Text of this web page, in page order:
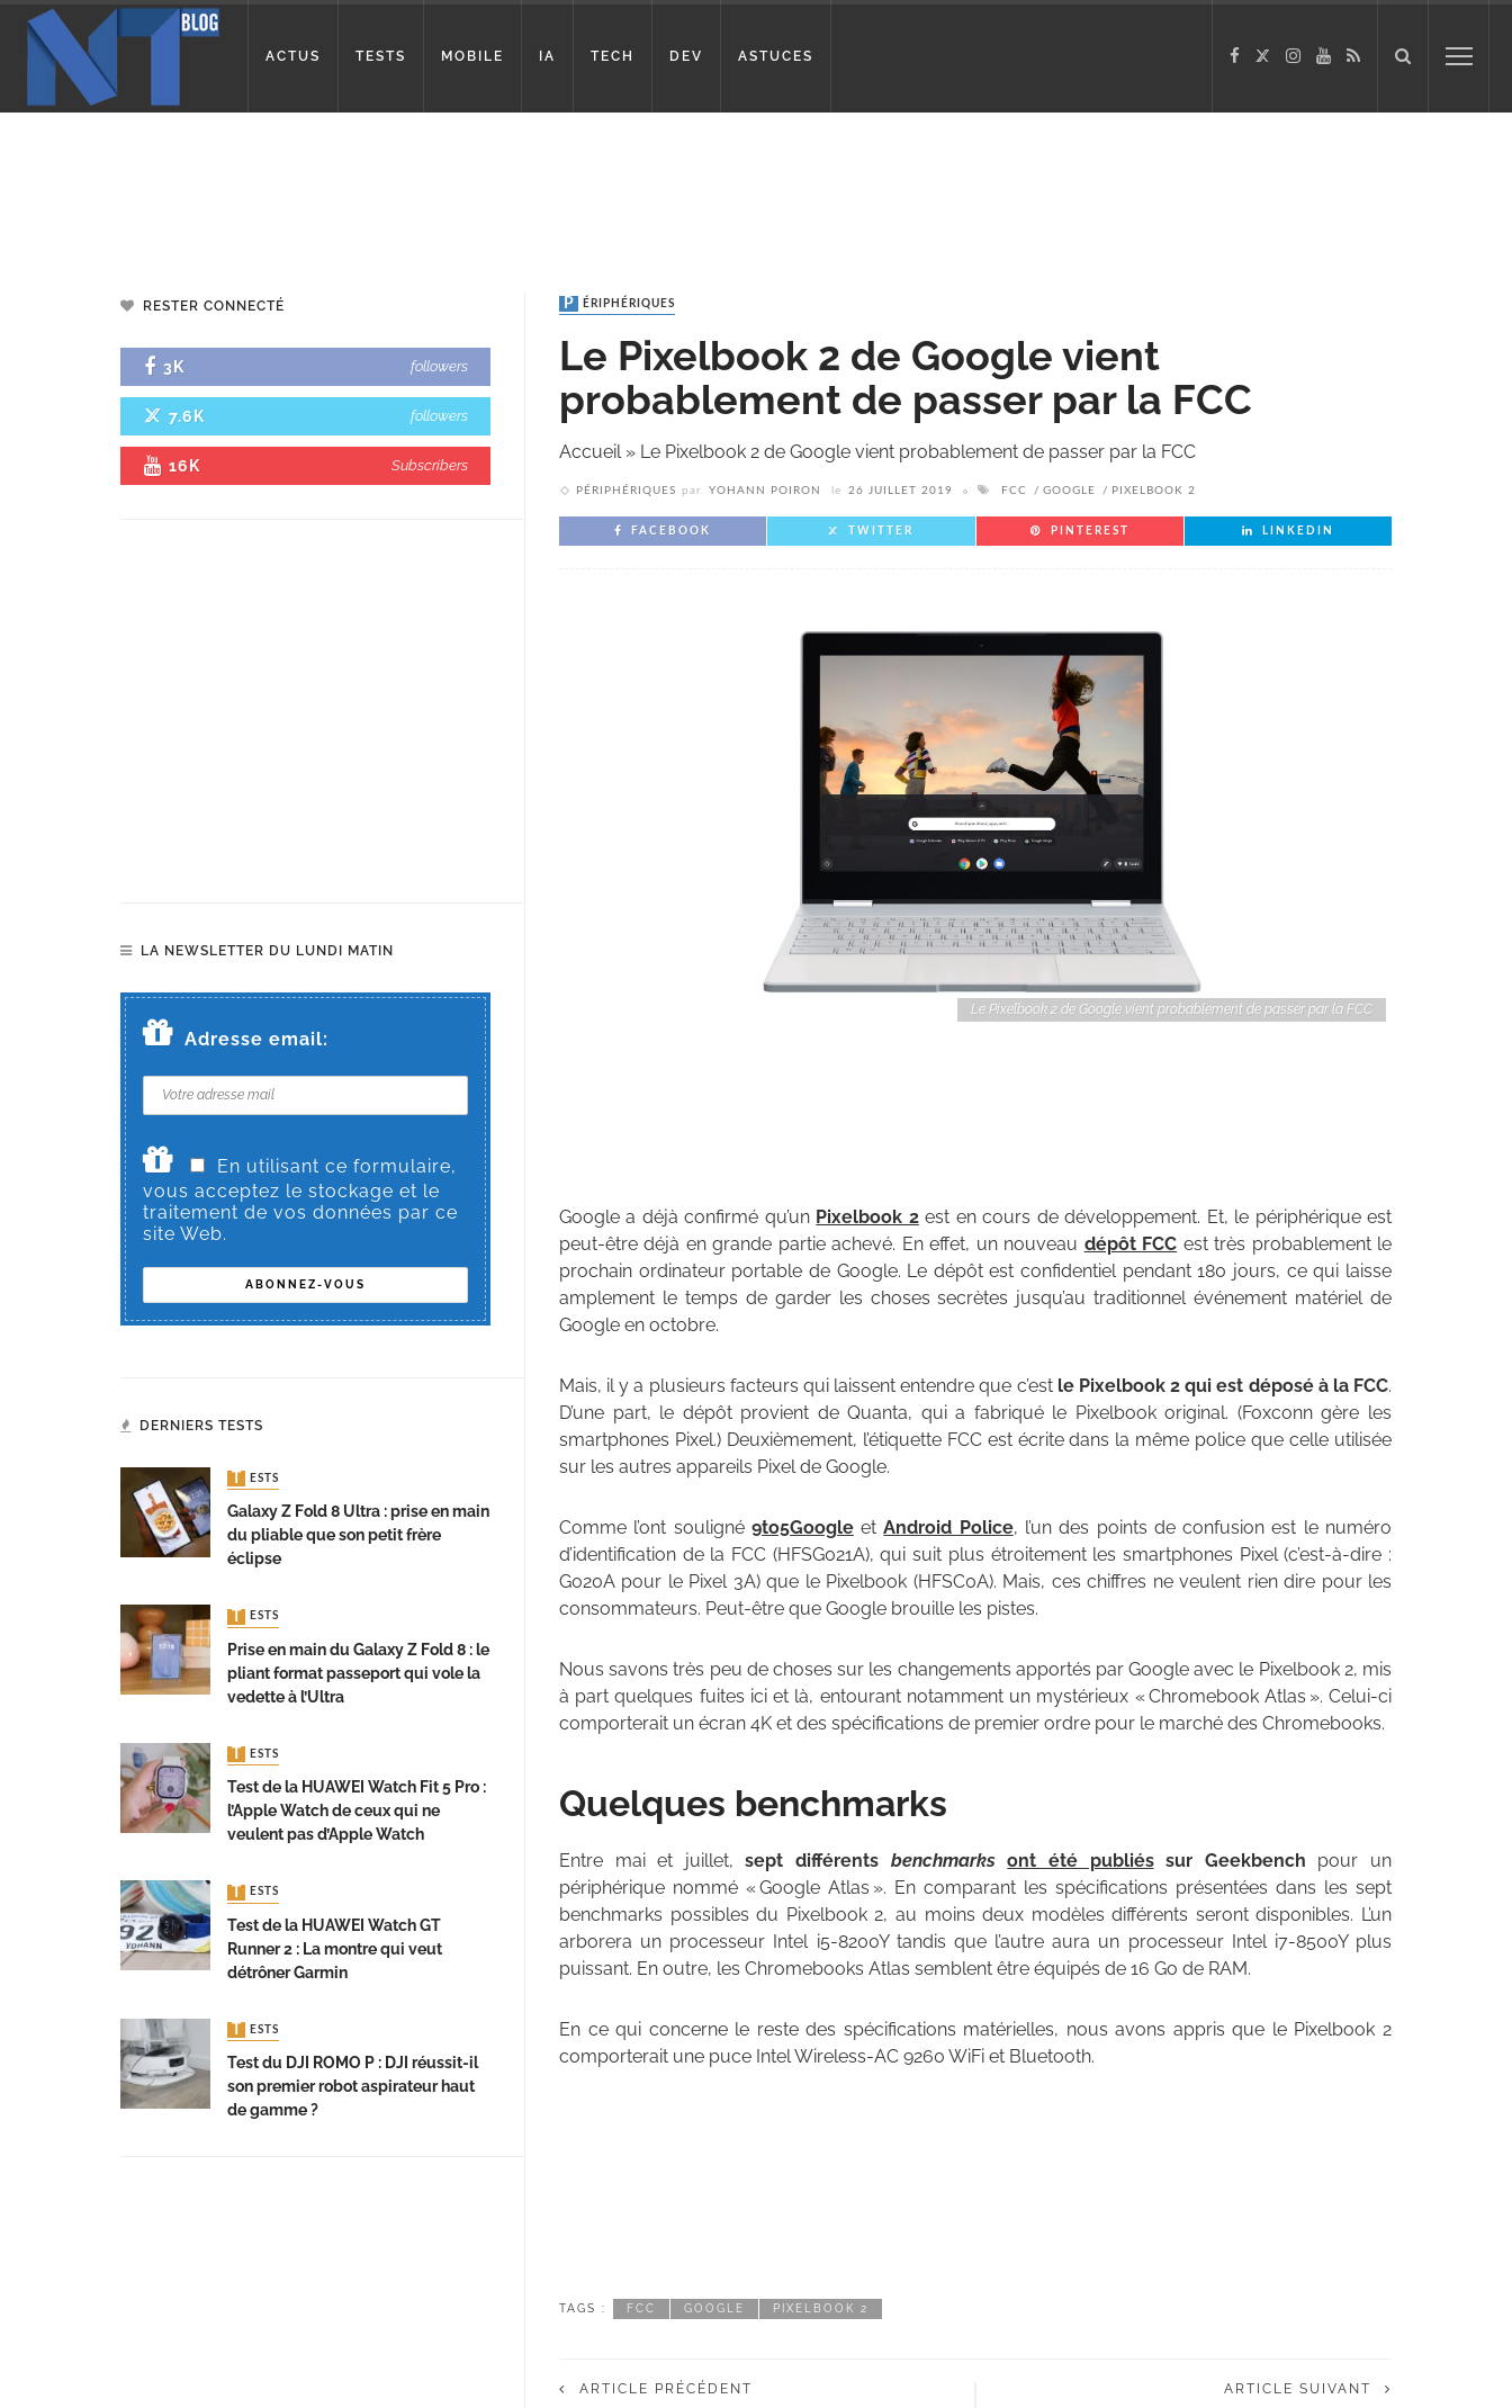
ACTUS TESTS MOBILE IA TECH DEV ASTUCES
PÉRIPHÉRIQUES
Le Pixelbook 2 de Google vient
probablement de passer par la FCC
Accueil» Le Pixelbook 2 de Google vient probablement de passer par la FCC
PÉRIPHÉRIQUES par YOHANN POIRON le 26 JUILLET 2019 FCC GOOGLE PIXELBOOK 2
FACEBOOK TWITTER PINTEREST LINKEDIN
Le Pixelbook 2 de Google vient probablement de passer par la FCC
Google a déjà confirmé qu’un Pixelbook 2est en cours de développement. Et, le périphérique est
peut-être déjà en grande partie achevé. En effet, un nouveau dépôt FCC est très probablement le
prochain ordinateur portable de Google. Le dépôt est confidentiel pendant 180 jours, ce qui laisse
amplement le temps de garder les choses secrètes jusqu’au traditionnel événement matériel de
Google en octobre.
Mais, il y a plusieurs facteurs qui laissent entendre que c’est le Pixelbook 2 qui est déposé à la FCC.
D’une part, le dépôt provient de Quanta, qui a fabriqué le Pixelbook original. (Foxconn gère les
smartphones Pixel.) Deuxièmement, l’étiquette FCC est écrite dans la même police que celle utilisée
sur les autres appareils Pixel de Google.
Comme l’ont souligné 9to5GoogleetAndroid Police, l’un des points de confusion est le numéro
d’identification de la FCC (HFSG021A), qui suit plus étroitement les smartphones Pixel (c’est-à-dire :
G020A pour le Pixel 3A) que le Pixelbook (HFSC0A). Mais, ces chiffres ne veulent rien dire pour les
consommateurs. Peut-être que Google brouille les pistes.
Nous savons très peu de choses sur les changements apportés par Google avec le Pixelbook 2, mis
à part quelques fuites ici et là, entourant notamment un mystérieux « Chromebook Atlas ». Celui-ci
comporterait un écran 4K et des spécifications de premier ordre pour le marché des Chromebooks.
Quelques benchmarks
Entre mai et juillet,sept différents benchmarks ont été publiéssur Geekbench pour un
périphérique nommé « Google Atlas ». En comparant les spécifications présentées dans les sept
benchmarks possibles du Pixelbook 2, au moins deux modèles différents seront disponibles. L’un
arborera un processeur Intel i5-8200Y tandis que l’autre aura un processeur Intel i7-8500Y plus
puissant. En outre, les Chromebooks Atlas semblent être équipés de 16 Go de RAM.
En ce qui concerne le reste des spécifications matérielles, nous avons appris que le Pixelbook 2
comporterait une puce Intel Wireless-AC 9260 WiFi et Bluetooth.
TAGS : FCC GOOGLE PIXELBOOK 2
ARTICLE PRÉCÉDENT ARTICLE SUIVANT
RESTER CONNECTÉ
3K followers
7.6K followers
16K Subscribers
LA NEWSLETTER DU LUNDI MATIN
Adresse email:
En utilisant ce formulaire,
vous acceptez le stockage et le
traitement de vos données par ce
site Web.
DERNIERS TESTS
TESTS
Galaxy Z Fold 8 Ultra : prise en main
du pliable que son petit frère
éclipse
TESTS
Prise en main du Galaxy Z Fold 8 : le
pliant format passeport qui vole la
vedette à l’Ultra
TESTS
Test de la HUAWEI Watch Fit 5 Pro :
l’Apple Watch de ceux qui ne
veulent pas d’Apple Watch
TESTS
Test de la HUAWEI Watch GT
Runner 2 : La montre qui veut
détrôner Garmin
TESTS
Test du DJI ROMO P : DJI réussit-il
son premier robot aspirateur haut
de gamme ?